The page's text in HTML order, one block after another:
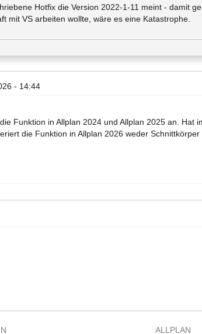
Hotfix die Version 2022-1-11 meint - damit
mit VS arbeiten wollte, wäre es eine Katastrophe.
- 14:44
Funktion in Allplan 2024 und Allplan 2025 an. Hat
die Funktion in Allplan 2026 weder
ALLPLAN